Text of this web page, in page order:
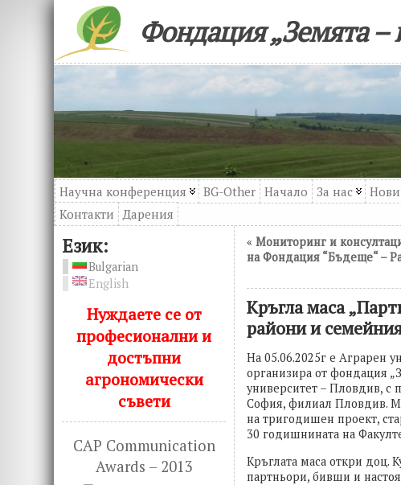
Фондация „Земята –
Научна конференция BG-Other Начало За нас
Контакти
Дарения
Език:
Bulgarian
English
Нуждаете се от
професионални и
достъпни
агрономически
съвети
CAP Communication
Awards – 2013
«Мониторинг и
на Фондация “Бъдеще“ –
Кръгла маса
райони и
На 05.06.2025г е Аграрен
организира от фондация
университет – Пловдив, с
София, филиал Пловдив.
на тригодишен проект,
30 годишнината на
Кръглата маса откри доц.
партньори, бивши и